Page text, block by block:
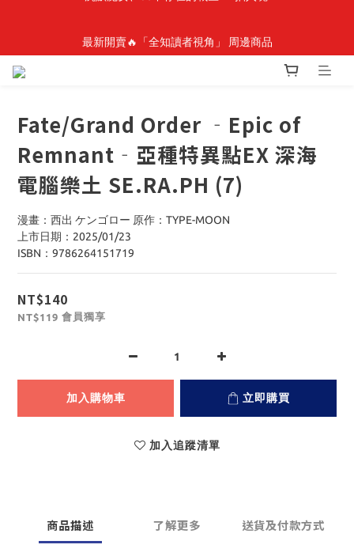
🎉線上漫博全館7折起💛滿1000送1000購物金💛滿3000現折300🎉
【抽籤堂】 影之強者、你又被殺了呢，偵探大人、約會大作戰、
沉默魔女、86不存在的戰區  一抽入魂
最新開賣🔥「全知讀者視角」 周邊商品
Fate/Grand Order ‐Epic of
Remnant‐亞種特異點EX 深海
電腦樂土 SE.RA.PH (7)
漫畫：西出 ケンゴロー 原作：TYPE-MOON
上市日期：2025/01/23
ISBN：9786264151719
NT$140
NT$119 會員獨享
加入購物車 立即購買
加入追蹤清單
商品描述 了解更多 送貨及付款方式